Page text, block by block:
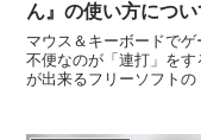
ん』の使い方につい
マウス＆キーボードで
不便なのが「連打」を
が出来るフリーソフトの